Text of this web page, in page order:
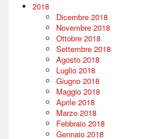
2018
Dicembre 2018
Novembre 2018
Ottobre 2018
Settembre 2018
Agosto 2018
Luglio 2018
Giugno 2018
Maggio 2018
Aprile 2018
Marzo 2018
Febbraio 2018
Gennaio 2018